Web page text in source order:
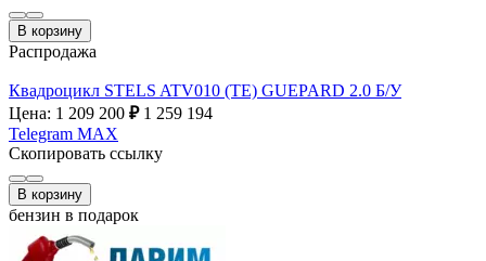
В корзину
Распродажа
Квадроцикл STELS ATV010 (TE) GUEPARD 2.0 Б/У
Цена: 1 209 200 ₽ 1 259 194
Telegram MAX
Скопировать ссылку
В корзину
бензин в подарок